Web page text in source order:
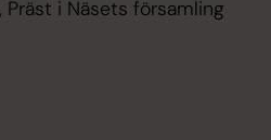
Präst i Näsets församling